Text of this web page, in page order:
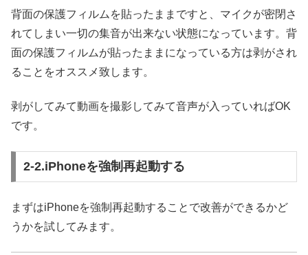
背面の保護フィルムを貼ったままですと、マイクが密閉さ
れてしまい一切の集音が出来ない状態になっています。背
面の保護フィルムが貼ったままになっている方は剥がされ
ることをオススメ致します。
剥がしてみて動画を撮影してみて音声が入っていればOK
です。
2-2.iPhoneを強制再起動する
まずはiPhoneを強制再起動することで改善ができるかど
うかを試してみます。